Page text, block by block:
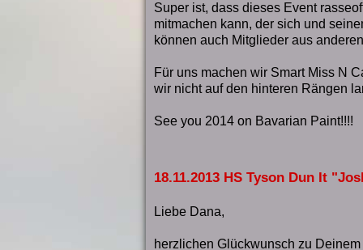
Super ist, dass dieses Event
mitmachen kann, der sich und
können auch Mitglieder aus
Für uns machen wir Smart Miss N
wir nicht auf den hinteren Rängen
See you 2014 on Bavarian Paint!!!!
18.11.2013 HS Tyson Dun It
Liebe Dana,
herzlichen Glückwunsch zu